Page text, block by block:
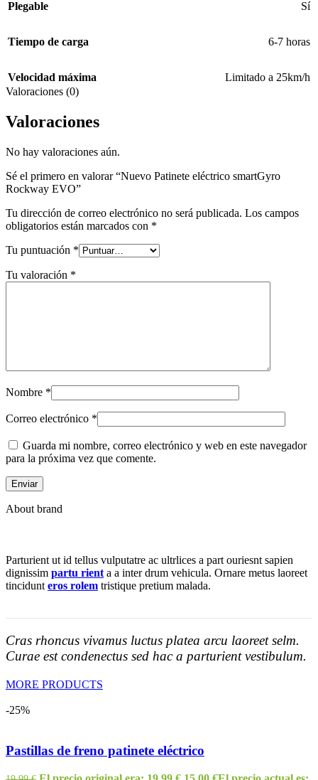
Plegable Sí
Tiempo de carga 6-7 horas
Velocidad máxima
Limitado a 25km/h
Valoraciones (0)
Valoraciones
No hay valoraciones aún.
Sé el primero en valorar “Nuevo Patinete eléctrico smartGyro
Rockway EVO”
Tu dirección de correo electrónico no será publicada. Los campos
obligatorios están marcados con *
Tu puntuación *
Tu valoración *
Nombre *
Correo electrónico *
Guarda mi nombre, correo electrónico y web en este navegador
para la próxima vez que comente.
About brand
Parturient ut id tellus vulputatre ac ultrlices a part ouriesnt sapien
dignissim partu rient a a inter drum vehicula. Ornare metus laoreet
tincidunt eros rolem tristique pretium malada.
Cras rhoncus vivamus luctus platea arcu laoreet selm.
Curae est condenectus sed hac a parturient vestibulum.
MORE PRODUCTS
-25%
Pastillas de freno patinete eléctrico